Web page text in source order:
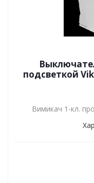
подсветкой
Вимикач 1-кл.